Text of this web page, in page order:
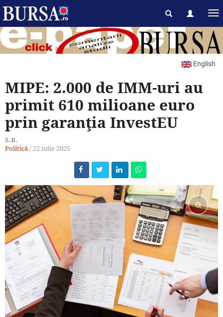
English
MIPE: 2.000 de IMM-uri au
primit 610 milioane euro
prin garanţia InvestEU
S.B.
Politică/22 iulie 2025